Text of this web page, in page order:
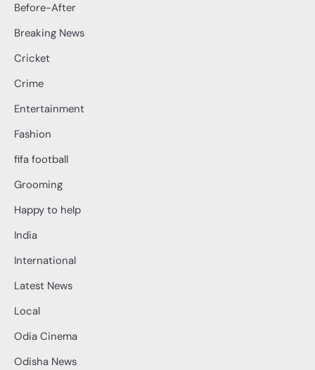
Before-After
Breaking News
Cricket
Crime
Entertainment
Fashion
fifa football
Grooming
Happy to help
India
International
Latest News
Local
Odia Cinema
Odisha News